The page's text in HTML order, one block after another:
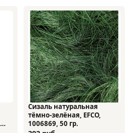
Сизаль натуральная
тёмно-зелёная, EFCO,
1006869, 50 гр.